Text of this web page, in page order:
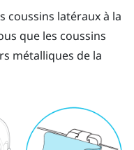
coussins latéraux à la
que les coussins
métalliques de la